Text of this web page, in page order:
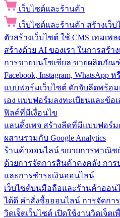
เว็บไซต์และร้านค้า
เว็บไซต์และร้านค้า สร้างเว็
ตัวสร้างเว็บไซต์ ใช้ CMS เทมเพ
สร้างด้วย AI ของเรา ในการสร้า
การขายบนโซเชียล ขายผลิตภัณ
Facebook, Instagram, WhatsApp ห
แบบฟอร์มเว็บไซต์ ดักจับลีดพร้อ
เอง แบบฟอร์มลงทะเบียนและข้
ฟิลด์ที่มีเงื่อนไข
แลนดิ้งเพจ สร้างลีดที่มีแบบฟอร์
ผสานรวมกับ Google Analytics
ร้านค้าออนไลน์ ขยายการพาณิช
ด้วยการจัดการสินค้าคงคลัง กา
และการชำระเงินออนไลน์
เว็บไซต์บนมือถือและร้านค้าออน
ได้ดี คำสั่งซื้อออนไลน์ การจัดกา
วิดเจ็ตเว็บไซต์ เปิดใช้งานวิดเจ็ต